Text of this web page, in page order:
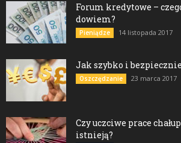
Forum kredytowe –
dowiem?
Pieniądze 14 listopada 2017
Jak szybko i
Oszczędzanie 23 marca 2017
Czy uczciwe prace
istnieją?